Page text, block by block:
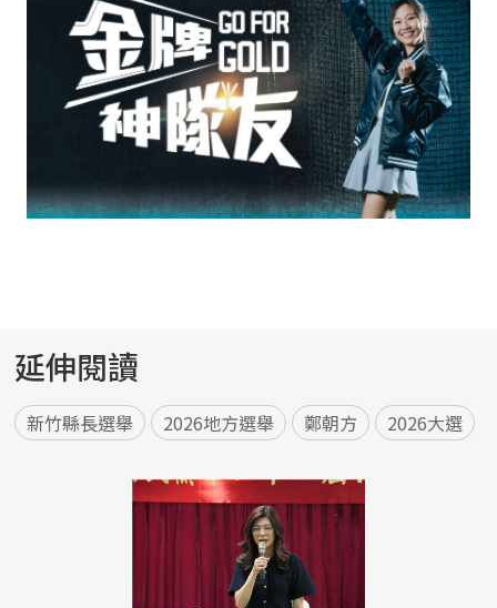
延伸閱讀
新竹縣長選舉 2026地方選舉 鄭朝方 2026大選